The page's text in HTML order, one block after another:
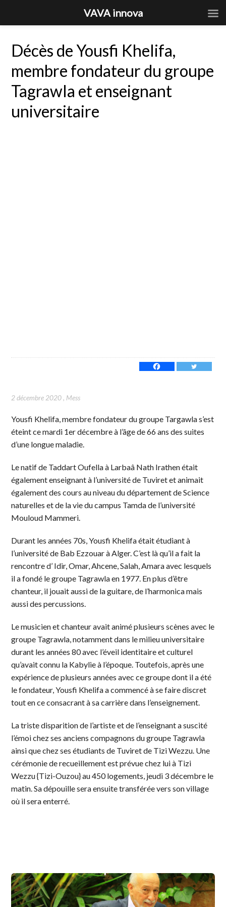
Décès de Yousfi Khelifa,
membre fondateur du groupe
Tagrawla et enseignant
universitaire
2 décembre 2020, Mess
Yousfi Khelifa, membre fondateur du groupe Targawla s’est
éteint ce mardi 1er décembre à l’âge de 66 ans des suites
d’une longue maladie.
Le natif de Taddart Oufella à Larbaâ Nath Irathen était
également enseignant à l’université de Tuviret et animait
également des cours au niveau du département de Science
naturelles et de la vie du campus Tamda de l’université
Mouloud Mammeri.
Durant les années 70s, Yousfi Khelifa était étudiant à
l’université de Bab Ezzouar à Alger. C’est là qu’il a fait la
rencontre d’ Idir, Omar, Ahcene, Salah, Amara avec lesquels
il a fondé le groupe Tagrawla en 1977. En plus d’être
chanteur, il jouait aussi de la guitare, de l’harmonica mais
aussi des percussions.
Le musicien et chanteur avait animé plusieurs scènes avec le
groupe Tagrawla, notamment dans le milieu universitaire
durant les années 80 avec l’éveil identitaire et culturel
qu’avait connu la Kabylie à l’époque. Toutefois, après une
expérience de plusieurs années avec ce groupe dont il a été
le fondateur, Yousfi Khelifa a commencé à se faire discret
tout en ce consacrant à sa carrière dans l’enseignement.
La triste disparition de l’artiste et de l’enseignant a suscité
l’émoi chez ses anciens compagnons du groupe Tagrawla
ainsi que chez ses étudiants de Tuviret de Tizi Wezzu. Une
cérémonie de recueillement est prévue chez lui à Tizi
Wezzu {Tizi-Ouzou} au 450 logements, jeudi 3 décembre le
matin. Sa dépouille sera ensuite transférée vers son village
où il sera enterré.
VAVA innova